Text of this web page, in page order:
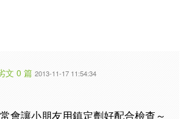
文 0 篇 2013-11-17 11:54:34
會讓小朋友用鎮定劑好配合檢查～